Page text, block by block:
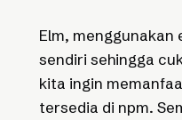
Elm, menggunakan
sendiri sehingga
kita ingin
tersedia di npm.